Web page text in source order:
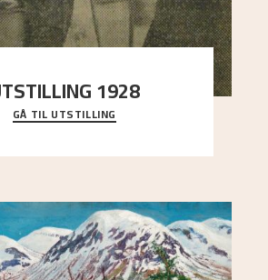
1928
i 1928, tok vennene Moritz
Simon Thorbjørnsen initiativ til å
GÅ TIL UTSTILLING